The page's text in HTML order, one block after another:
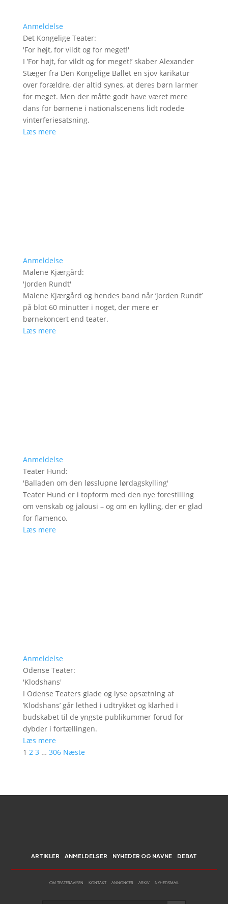
Anmeldelse
Det Kongelige Teater:
'For højt, for vildt og for meget!'
I ’For højt, for vildt og for meget!’ skaber Alexander
Stæger fra Den Kongelige Ballet en sjov karikatur
over forældre, der altid synes, at deres børn larmer
for meget. Men der måtte godt have været mere
dans for børnene i nationalscenens lidt rodede
vinterferiesatsning.
Læs mere
Anmeldelse
Malene Kjærgård:
'Jorden Rundt'
Malene Kjærgård og hendes band når ’Jorden Rundt’
på blot 60 minutter i noget, der mere er
børnekoncert end teater.
Læs mere
Anmeldelse
Teater Hund:
'Balladen om den løsslupne lørdagskylling'
Teater Hund er i topform med den nye forestilling
om venskab og jalousi – og om en kylling, der er glad
for flamenco.
Læs mere
Anmeldelse
Odense Teater:
'Klodshans'
I Odense Teaters glade og lyse opsætning af
’Klodshans’ går lethed i udtrykket og klarhed i
budskabet til de yngste publikummer forud for
dybder i fortællingen.
Læs mere
1 2 3 … 306 Næste
ARTIKLER ANMELDELSER NYHEDER OG NAVNE DEBAT
OM TEATERAVISEN KONTAKT ANNONCER ARKIV NYHEDSMAIL